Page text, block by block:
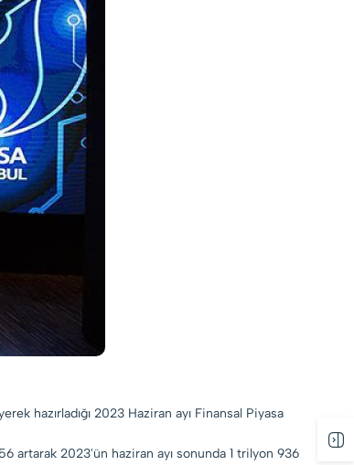
hazırladığı 2023 Haziran ayı Finansal Piyasa
artarak 2023'ün haziran ayı sonunda 1 trilyon 936